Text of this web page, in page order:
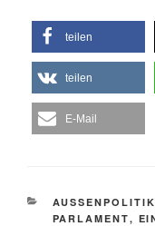
teilen
teilen
E-Mail
KATEGORIEN
AUSSENPOLITIK
PARLAMENT,